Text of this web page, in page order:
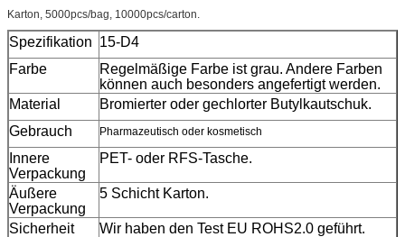
Karton, 5000pcs/bag, 10000pcs/carton.
Spezifikation 15-D4
Farbe
Regelmäßige Farbe ist grau. Andere Farben
können auch besonders angefertigt werden.
Material
Bromierter oder gechlorter Butylkautschuk.
Gebrauch
Pharmazeutisch oder kosmetisch
Innere
Verpackung
PET- oder RFS-Tasche.
Äußere
Verpackung
5 Schicht Karton.
Sicherheit
Wir haben den Test EU ROHS2.0 geführt.